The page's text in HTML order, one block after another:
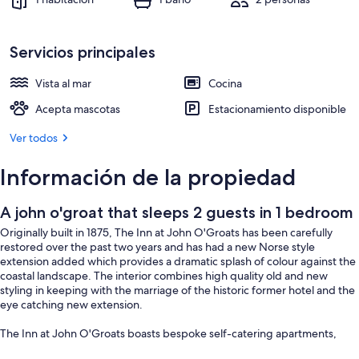
Servicios principales
Vista al mar
Cocina
Acepta mascotas
Estacionamiento disponible
Ver todos
Información de la propiedad
A john o'groat that sleeps 2 guests in 1 bedroom
Originally built in 1875, The Inn at John O'Groats has been carefully
restored over the past two years and has had a new Norse style
extension added which provides a dramatic splash of colour against the
coastal landscape. The interior combines high quality old and new
styling in keeping with the marriage of the historic former hotel and the
eye catching new extension.
The Inn at John O'Groats boasts bespoke self-catering apartments,